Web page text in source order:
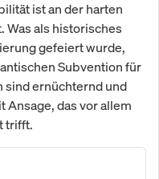
ist an der harten
Was als historisches
gefeiert wurde,
Subvention für
sind ernüchternd und
das vor allem
trifft.